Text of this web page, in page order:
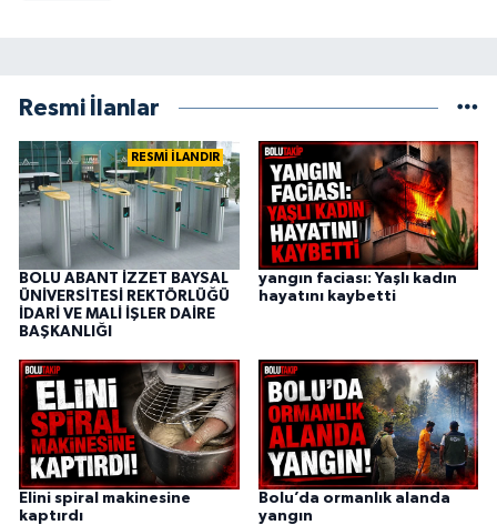
Resmi İlanlar
RESMİ İLANDIR
BOLU ABANT İZZET BAYSAL
ÜNİVERSİTESİ REKTÖRLÜĞÜ
İDARİ VE MALİ İŞLER DAİRE
BAŞKANLIĞI
yangın faciası: Yaşlı kadın
hayatını kaybetti
Elini spiral makinesine
kaptırdı
Bolu’da ormanlık alanda
yangın